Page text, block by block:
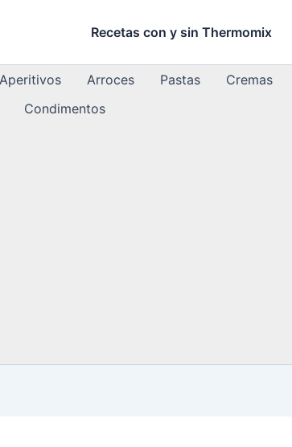
Recetas con y sin Thermomix
Aperitivos Arroces Pastas Cremas
Condimentos